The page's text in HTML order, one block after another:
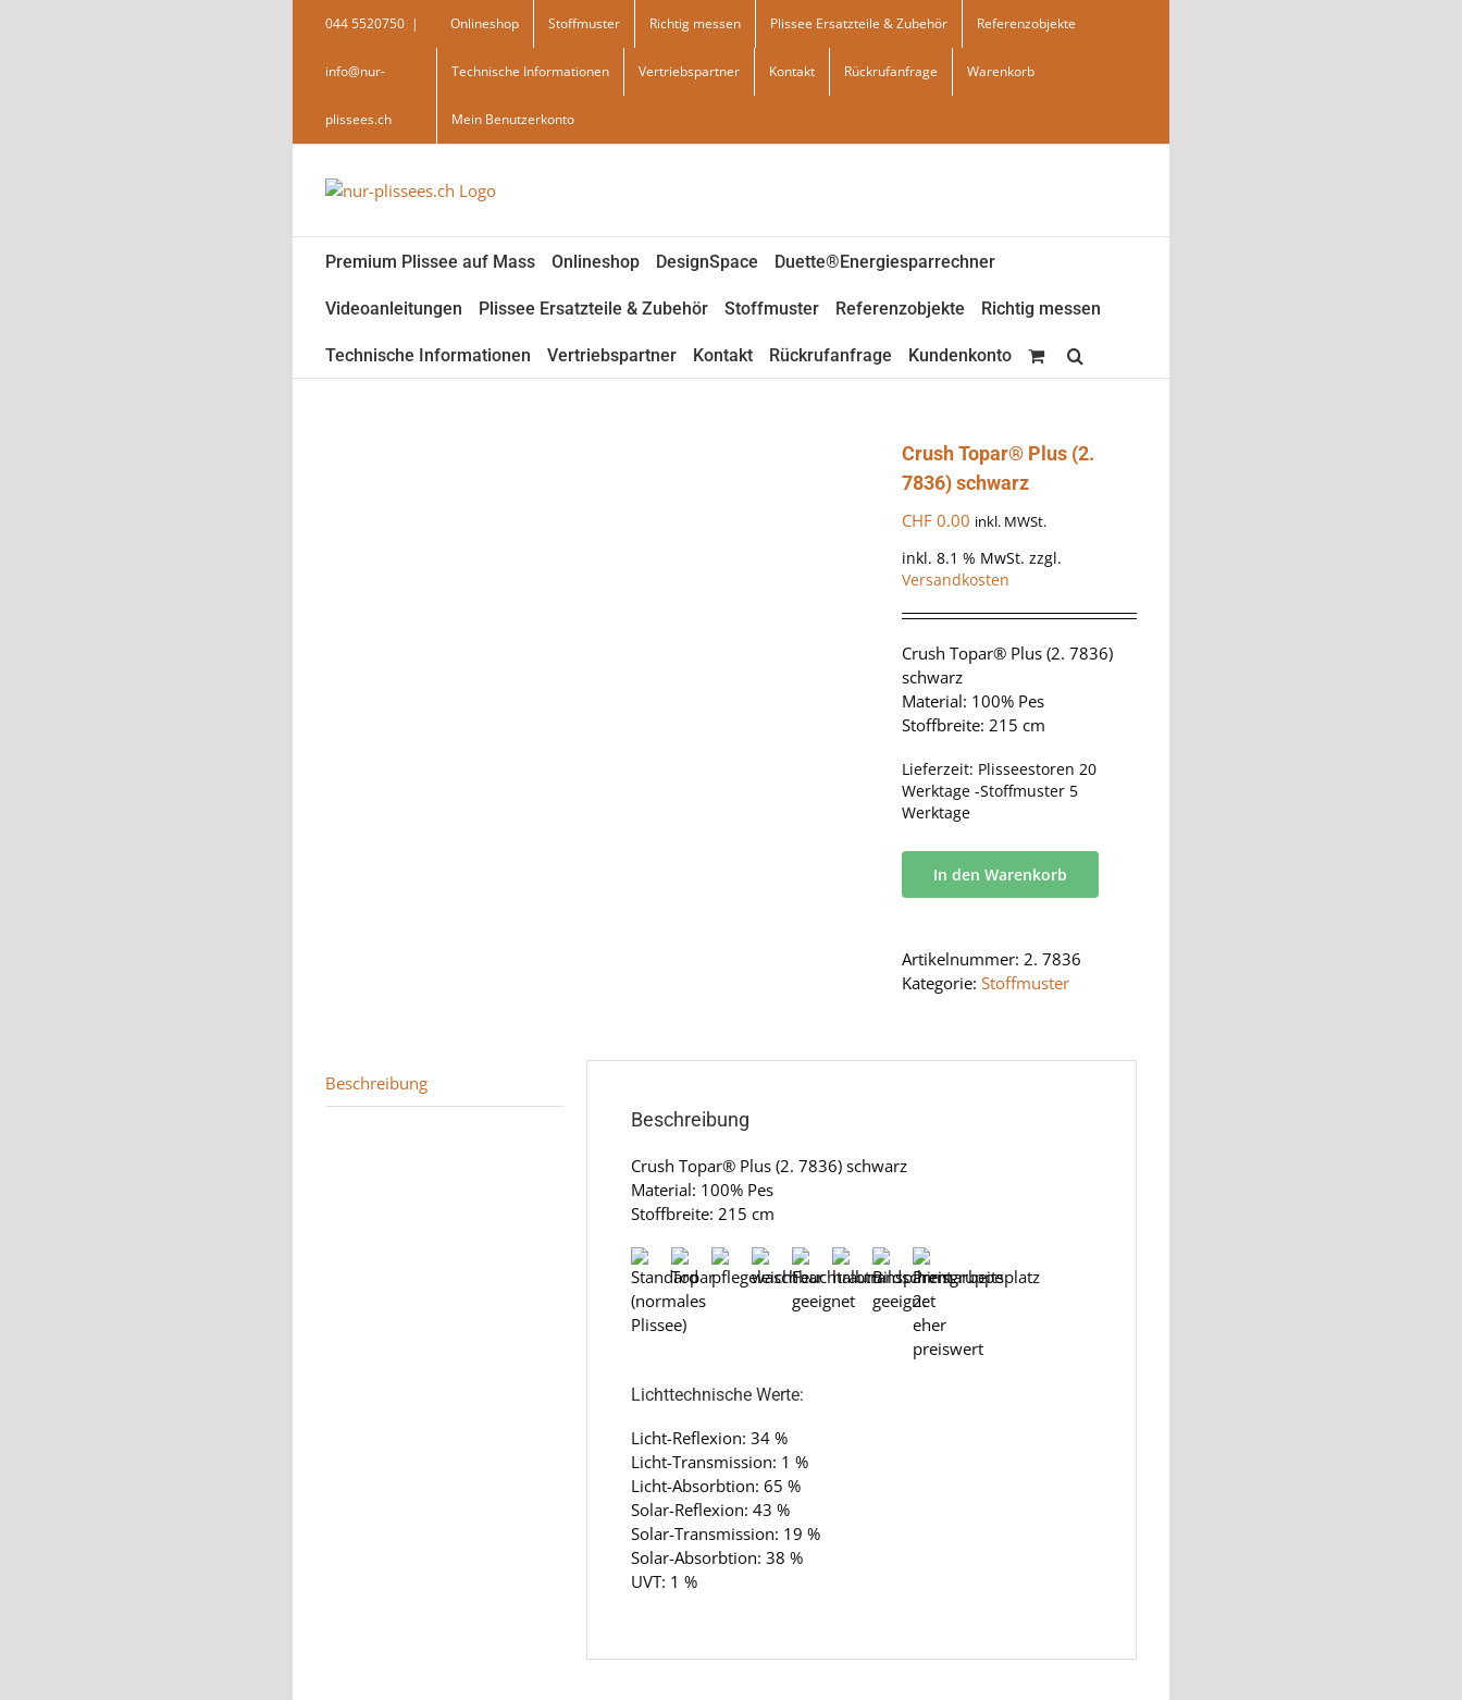
044 5520750 |
info@nur-
plissees.ch
Onlineshop Stoffmuster Richtig messen Plissee Ersatzteile & Zubehör Referenzobjekte
Technische Informationen Vertriebspartner Kontakt Rückrufanfrage Warenkorb
Mein Benutzerkonto
Premium Plissee auf Mass Onlineshop DesignSpace Duette®Energiesparrechner
Videoanleitungen Plissee Ersatzteile & Zubehör Stoffmuster Referenzobjekte Richtig messen
Technische Informationen Vertriebspartner Kontakt Rückrufanfrage Kundenkonto
Crush Topar® Plus (2.
7836) schwarz
CHF0.00 inkl. MWSt.
inkl. 8.1 % MwSt. zzgl.
Versandkosten
Crush Topar® Plus (2. 7836)
schwarz
Material: 100% Pes
Stoffbreite: 215 cm
Lieferzeit: Plisseestoren 20
Werktage -Stoffmuster 5
Werktage
In den Warenkorb
Artikelnummer: 2. 7836
Kategorie: Stoffmuster
Beschreibung
Beschreibung
Crush Topar® Plus (2. 7836) schwarz
Material: 100% Pes
Stoffbreite: 215 cm
Lichttechnische Werte:
Licht-Reflexion: 34 %
Licht-Transmission: 1 %
Licht-Absorbtion: 65 %
Solar-Reflexion: 43 %
Solar-Transmission: 19 %
Solar-Absorbtion: 38 %
UVT: 1 %